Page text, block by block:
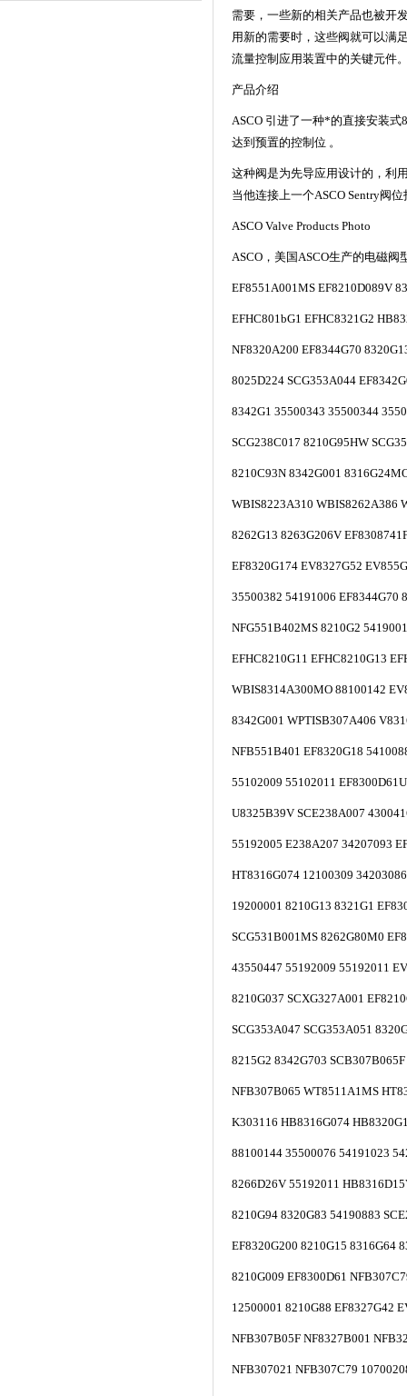
需要，一些新的相关产品也被开
用新的需要时，这些阀就可以满
流量控制应用装置中的关键元件
产品介绍
ASCO 引进了一种*的直接安装
达到预置的控制位 。
这种阀是为先导应用设计的，利
当他连接上一个ASCO Sentry阀
ASCO Valve Products Photo
ASCO，美国ASCO生产的电磁阀
EF8551A001MS EF8210D089V
EFHC801bG1 EFHC8321G2
NF8320A200 EF8344G70
8025D224 SCG353A044
8342G1 35500343 35500344
SCG238C017 8210G95HW
8210C93N 8342G001
WBIS8223A310 WBIS8262A386
8262G13 8263G206V
EF8320G174 EV8327G52
35500382 54191006 EF8344G70
NFG551B402MS 8210G2
EFHC8210G11 EFHC8210G13
WBIS8314A300MO 88100142
8342G001 WPTISB307A406
NFB551B401 EF8320G18
55102009 55102011
U8325B39V SCE238A007
55192005 E238A207 34207093
HT8316G074 12100309
19200001 8210G13 8321G1
SCG531B001MS 8262G80M0
43550447 55192009 55192011
8210G037 SCXG327A001
SCG353A047 SCG353A051
8215G2 8342G703
NFB307B065 WT8511A1MS
K303116 HB8316G074
88100144 35500076 54191023
8266D26V 55192011
8210G94 8320G83 54190883
EF8320G200 8210G15 8316G64
8210G009 EF8300D61
12500001 8210G88 EF8327G42
NFB307B05F NF8327B001
NFB307021 NFB307C79